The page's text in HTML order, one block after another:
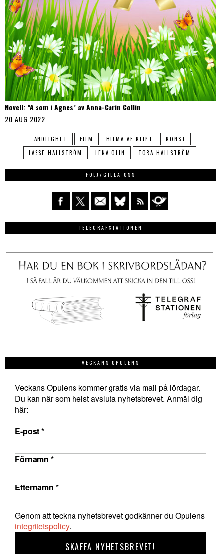
Novell: ”A som i Agnes” av Anna-Carin Collin
20 AUG 2022
ANDLIGHET FILM HILMA AF KLINT
KONST
LASSE HALLSTRÖM
LENA OLIN TORA HALLSTRÖM
FÖLJ/GILLA OSS
TELEGRAFSTATIONEN
VECKANS OPULENS
Veckans Opulens kommer gratis via mail på lördagar.
Du kan när som helst avsluta nyhetsbrevet. Anmäl dig
här:
E-post*
Förnamn *
Efternamn *
Genom att teckna nyhetsbrevet godkänner du Opulens
integritetspolicy.